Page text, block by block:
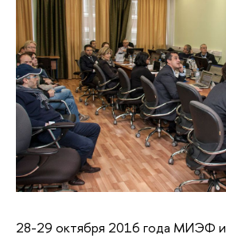
28-29 октября 2016 года МИЭФ и